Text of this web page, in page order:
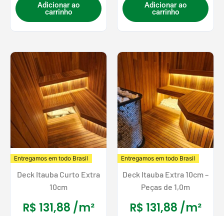
Adicionar ao
carrinho
Adicionar ao
carrinho
Entregamos em todo Brasil
Deck Itauba Curto Extra
10cm
R$ 131,88 /m²
Entregamos em todo Brasil
Deck Itauba Extra 10cm –
Peças de 1,0m
R$ 131,88 /m²